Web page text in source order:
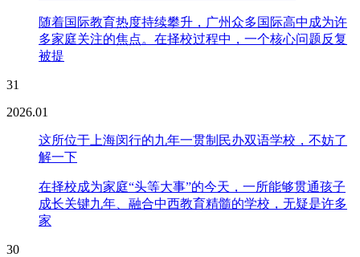
随着国际教育热度持续攀升，广州众多国际高中成为许
多家庭关注的焦点。在择校过程中，一个核心问题反复
被提
31
2026.01
这所位于上海闵行的九年一贯制民办双语学校，不妨了
解一下
在择校成为家庭“头等大事”的今天，一所能够贯通孩子
成长关键九年、融合中西教育精髓的学校，无疑是许多
家
30